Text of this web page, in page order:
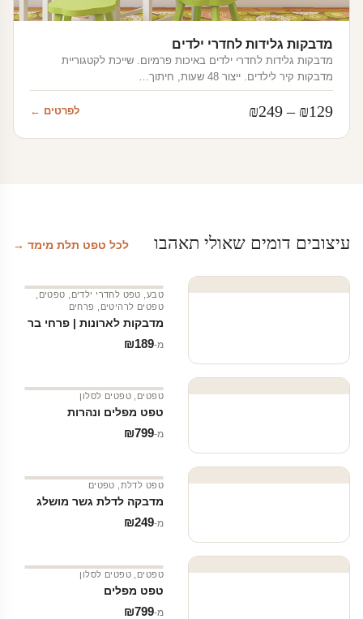
מדבקות גלידות לחדרי ילדים
מדבקות גלידות לחדרי ילדים באיכות פרמיום. שייכת לקטגוריית
מדבקות קיר לילדים. ייצור 48 שעות, חיתוך…
₪129
–
₪249
מחירים:
לפרטים ←
עיצובים דומים שאולי תאהבו לכל טפט תלת מימד →
טבע טפט לחדרי ילדים טפטים
טפטים לרהיטים
פרחים
מדבקות לארונות | פרחי בר
מ‑ ₪189
טפטים טפטים לסלון
טפט מפלים ונהרות
מ‑ ₪799
טפט לדלת טפטים
מדבקה לדלת גשר מושלג
מ‑ ₪249
טפטים טפטים לסלון
טפט מפלים
מ‑ ₪799